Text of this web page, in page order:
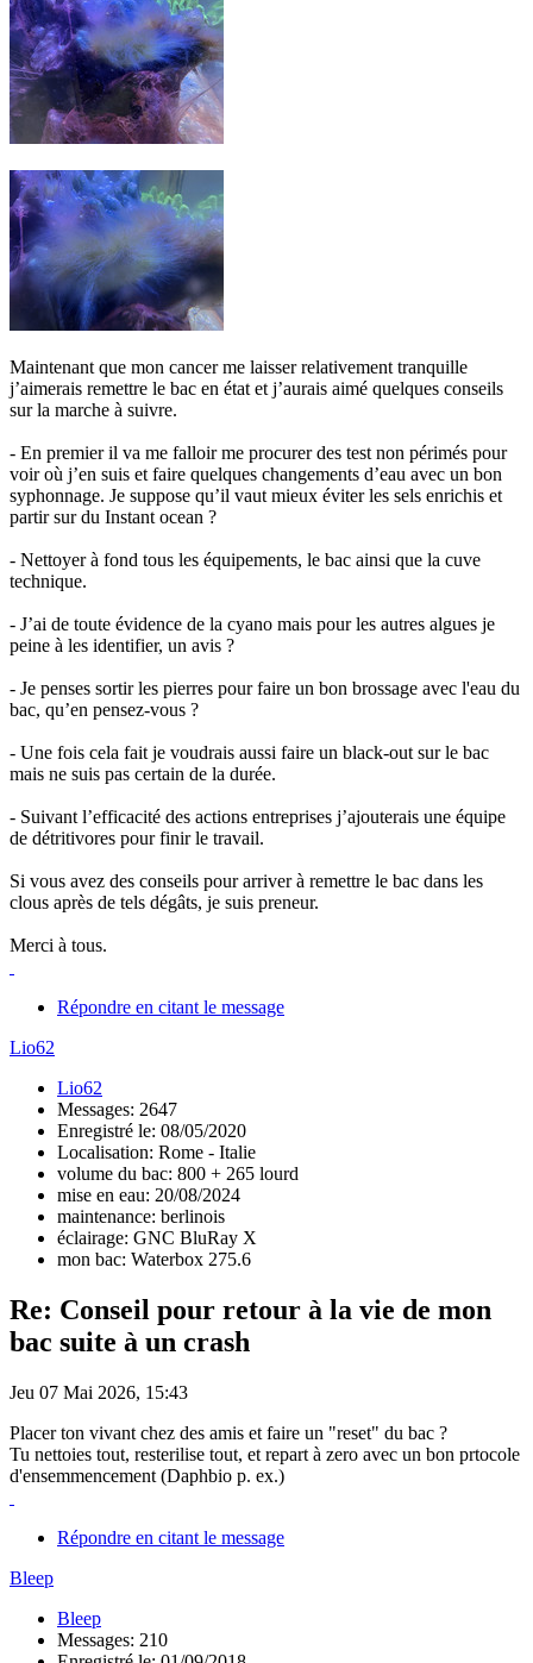
Maintenant que mon cancer me laisser relativement tranquille
j’aimerais remettre le bac en état et j’aurais aimé quelques conseils
sur la marche à suivre.
- En premier il va me falloir me procurer des test non périmés pour
voir où j’en suis et faire quelques changements d’eau avec un bon
syphonnage. Je suppose qu’il vaut mieux éviter les sels enrichis et
partir sur du Instant ocean ?
- Nettoyer à fond tous les équipements, le bac ainsi que la cuve
technique.
- J’ai de toute évidence de la cyano mais pour les autres algues je
peine à les identifier, un avis ?
- Je penses sortir les pierres pour faire un bon brossage avec l'eau du
bac, qu’en pensez-vous ?
- Une fois cela fait je voudrais aussi faire un black-out sur le bac
mais ne suis pas certain de la durée.
- Suivant l’efficacité des actions entreprises j’ajouterais une équipe
de détritivores pour finir le travail.
Si vous avez des conseils pour arriver à remettre le bac dans les
clous après de tels dégâts, je suis preneur.
Merci à tous.
Répondre en citant le message
Lio62
Lio62
Messages: 2647
Enregistré le: 08/05/2020
Localisation: Rome - Italie
volume du bac: 800 + 265 lourd
mise en eau: 20/08/2024
maintenance: berlinois
éclairage: GNC BluRay X
mon bac: Waterbox 275.6
Re: Conseil pour retour à la vie de mon
bac suite à un crash
Jeu 07 Mai 2026, 15:43
Placer ton vivant chez des amis et faire un "reset" du bac ?
Tu nettoies tout, resterilise tout, et repart à zero avec un bon prtocole
d'ensemmencement (Daphbio p. ex.)
Répondre en citant le message
Bleep
Bleep
Messages: 210